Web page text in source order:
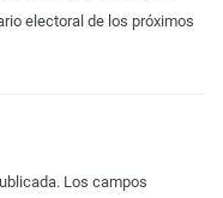
electoral de los próximos
Los campos